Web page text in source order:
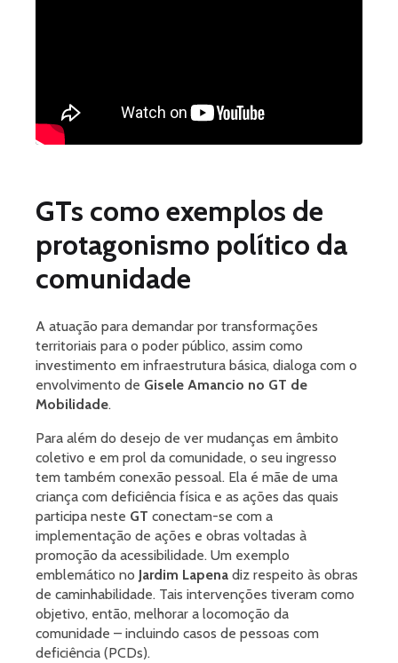
GTs como exemplos de
protagonismo político da
comunidade
A atuação para demandar por transformações
territoriais para o poder público, assim como
investimento em infraestrutura básica, dialoga com o
envolvimento de Gisele Amancio no GT de
Mobilidade.
Para além do desejo de ver mudanças em âmbito
coletivo e em prol da comunidade, o seu ingresso
tem também conexão pessoal. Ela é mãe de uma
criança com deficiência física e as ações das quais
participa neste GT conectam-se com a
implementação de ações e obras voltadas à
promoção da acessibilidade. Um exemplo
emblemático no Jardim Lapena diz respeito às obras
de caminhabilidade. Tais intervenções tiveram como
objetivo, então, melhorar a locomoção da
comunidade – incluindo casos de pessoas com
deficiência (PCDs).